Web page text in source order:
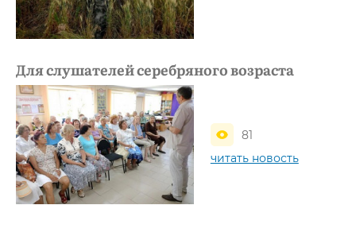
Для слушателей серебряного возраста
81
читать новость